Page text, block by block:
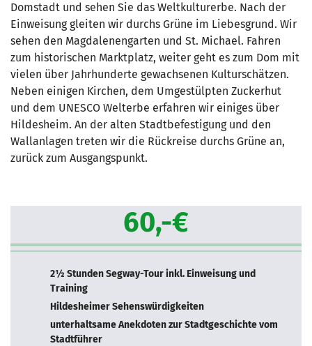
Domstadt und sehen Sie das Weltkulturerbe. Nach der
Einweisung gleiten wir durchs Grüne im Liebesgrund. Wir
sehen den Magdalenengarten und St. Michael. Fahren
zum historischen Marktplatz, weiter geht es zum Dom mit
vielen über Jahrhunderte gewachsenen Kulturschätzen.
Neben einigen Kirchen, dem Umgestülpten Zuckerhut
und dem UNESCO Welterbe erfahren wir einiges über
Hildesheim. An der alten Stadtbefestigung und den
Wallanlagen treten wir die Rückreise durchs Grüne an,
zurück zum Ausgangspunkt.
60,-€
2½ Stunden Segway-Tour inkl. Einweisung und
Training
Hildesheimer Sehenswürdigkeiten
unterhaltsame Anekdoten zur Stadtgeschichte vom
Stadtführer